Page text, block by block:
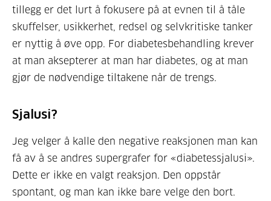
tillegg er det lurt å fokusere på at evnen til å tåle
skuffelser, usikkerhet, redsel og selvkritiske tanker
er nyttig å øve opp. For diabetesbehandling krever
at man aksepterer at man har diabetes, og at man
gjør de nødvendige tiltakene når de trengs.
Sjalusi?
Jeg velger å kalle den negative reaksjonen man kan
få av å se andres supergrafer for «diabetessjalusi».
Dette er ikke en valgt reaksjon. Den oppstår
spontant, og man kan ikke bare velge den bort.